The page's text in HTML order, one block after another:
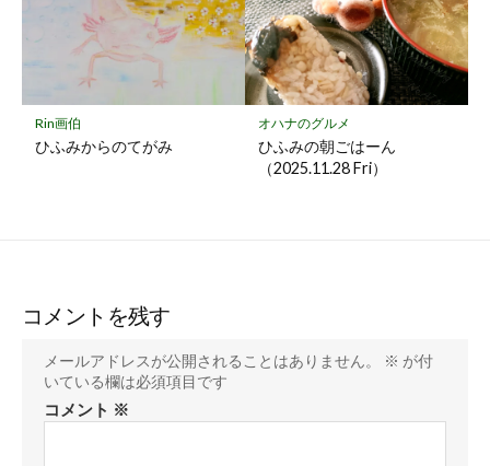
Rin画伯
ひふみからのてがみ
オハナのグルメ
ひふみの朝ごはーん
（2025.11.28 Fri）
コメントを残す
メールアドレスが公開されることはありません。 ※ が付
いている欄は必須項目です
コメント ※